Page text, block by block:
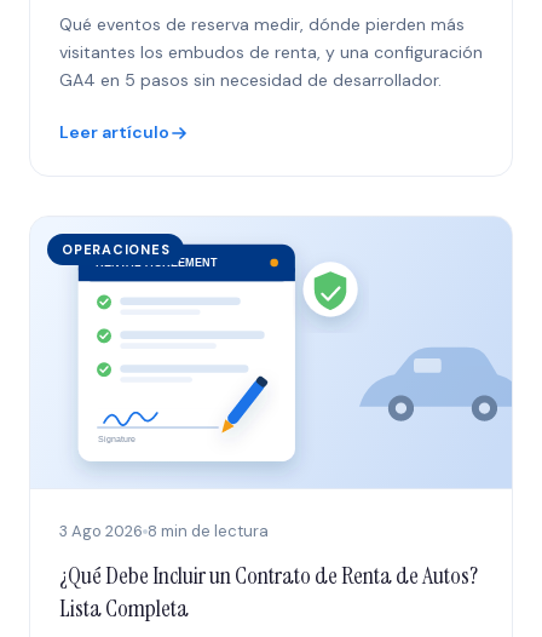
Qué eventos de reserva medir, dónde pierden más
visitantes los embudos de renta, y una configuración
GA4 en 5 pasos sin necesidad de desarrollador.
Leer artículo
OPERACIONES
3 Ago 2026 8 min de lectura
¿Qué Debe Incluir un Contrato de Renta de Autos?
Lista Completa